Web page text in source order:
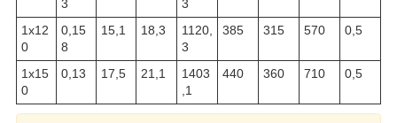
3
3
1х12
0
0,15
8
15,1 18,3
1120,
3
385 315 570 0,5
1х15
0
0,13 17,5 21,1
1403
,1
440 360 710 0,5